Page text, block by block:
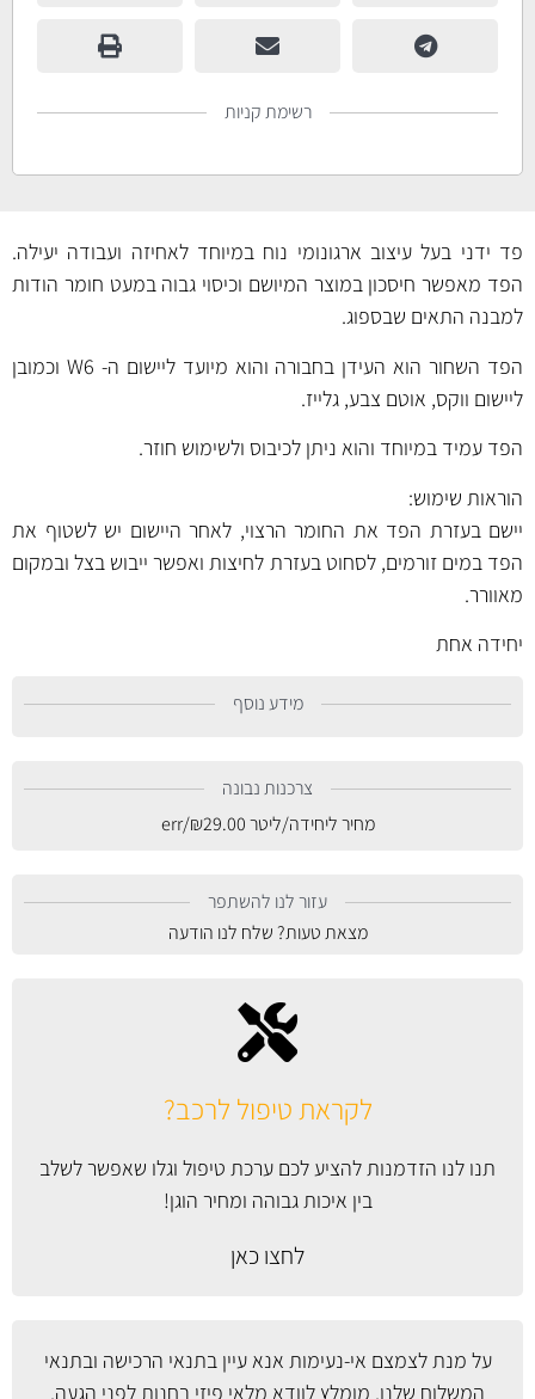
רשימת קניות
לקראת טיפול לרכב?
תנו לנו הזדמנות להציע לכם ערכת טיפול וגלו שאפשר לשלב
בין איכות גבוהה ומחיר הוגן!
לחצו כאן
על מנת לצמצם אי-נעימות אנא עייןבתנאי הרכישה ובתנאי
המשלוח שלנו. מומלץ לוודא מלאי פיזי בחנות לפני הגעה.
פד ידני בעל עיצוב ארגונומי נוח במיוחד לאחיזה ועבודה יעילה.
הפד מאפשר חיסכון במוצר המיושם וכיסוי גבוה במעט חומר הודות
למבנה התאים שבספוג.
הפד השחור הוא העידן בחבורה והוא מיועד ליישום ה- W6 וכמובן
ליישום ווקס, אוטם צבע, גלייז.
הפד עמיד במיוחד והוא ניתן לכיבוס ולשימוש חוזר.
הוראות שימוש:
יישם בעזרת הפד את החומר הרצוי, לאחר היישום יש לשטוף את
הפד במים זורמים, לסחוט בעזרת לחיצות ואפשר ייבוש בצל ובמקום
מאוורר.
יחידה אחת
מידע נוסף
צרכנות נבונה
מחיר ליחידה/ליטר
₪29.00
/err
עזור לנו להשתפר
מצאת טעות? שלח לנו הודעה